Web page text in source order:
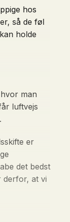
hos
så de føl
holde
man
luftvejs
er
det bedst
derfor, at vi